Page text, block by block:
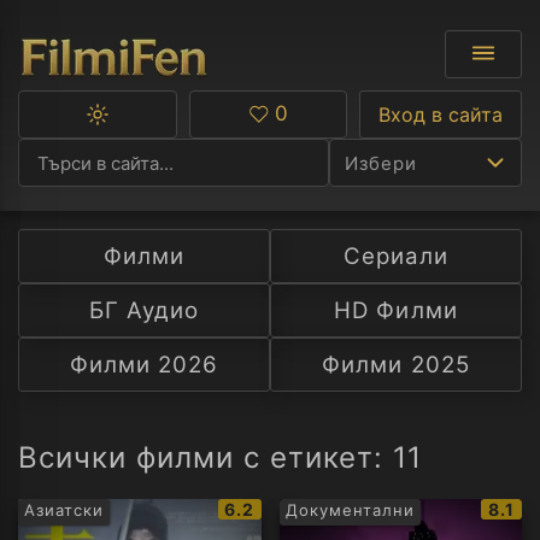
Избери
Ф
С
А
Превключване
тъмна
тема
Любими
0 Вход в сайта
Филми
Сериали
БГ Аудио
HD Филми
Филми 2026
Филми 2025
Всички филми с етикет: 11
Азиатски
IMDb
рейтинг:
6.2 Документални
IMDb
8.1